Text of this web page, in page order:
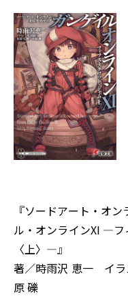
『ソードアート・オ
ル・オンラインXI ―フ
〈上〉―』
著／時雨沢 恵一 イ
原 礫